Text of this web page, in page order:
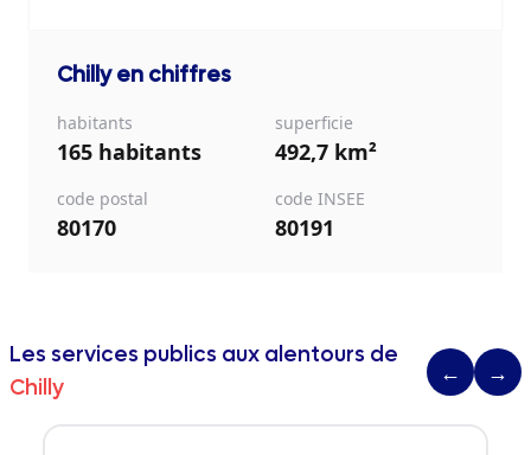
Chillyen chiffres
habitants
165 habitants
superficie
492,7 km²
code postal
80170
code INSEE
80191
Les services publics aux alentours de
Chilly
← →